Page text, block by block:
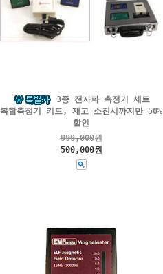
3종 전자파 측정기 세트
복합측정기 키트, 재고 소진시까지만 50%
할인
999,000원
500,000원